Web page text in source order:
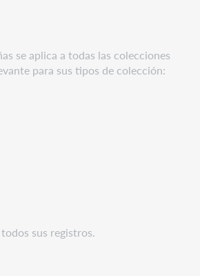
se aplica a todas las colecciones
para sus tipos de colección:
sus registros.